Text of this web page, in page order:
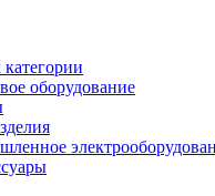
оборудование